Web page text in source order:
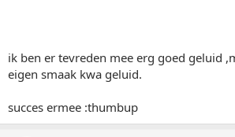
ik ben er tevreden mee erg goed geluid
eigen smaak kwa geluid.
succes ermee :thumbup